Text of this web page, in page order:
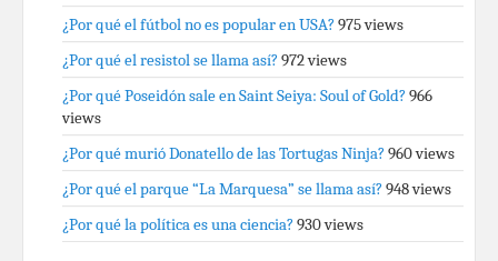
¿Por qué el fútbol no es popular en USA? 975 views
¿Por qué el resistol se llama así? 972 views
¿Por qué Poseidón sale en Saint Seiya: Soul of Gold? 966
views
¿Por qué murió Donatello de las Tortugas Ninja? 960 views
¿Por qué el parque “La Marquesa” se llama así? 948 views
¿Por qué la política es una ciencia? 930 views